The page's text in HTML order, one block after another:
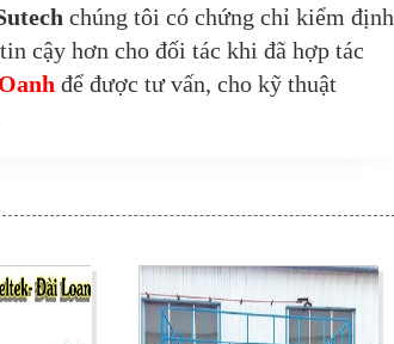
chúng tôi có chứng chỉ kiểm định
cậy hơn cho đối tác khi đã hợp tác
để được tư vấn, cho kỹ thuật